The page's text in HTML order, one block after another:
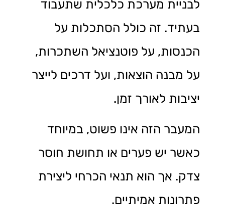
לבניית מערכת כלכלית שתעבוד
בעתיד. זה כולל הסתכלות על
הכנסות, על פוטנציאל השתכרות,
על מבנה הוצאות, ועל דרכים לייצר
יציבות לאורך זמן.
המעבר הזה אינו פשוט, במיוחד
כאשר יש פערים או תחושת חוסר
צדק. אך הוא תנאי הכרחי ליצירת
פתרונות אמיתיים.